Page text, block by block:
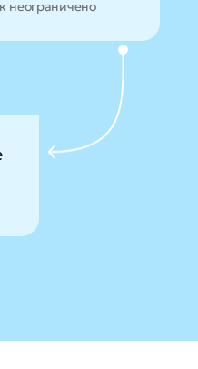
неограничено